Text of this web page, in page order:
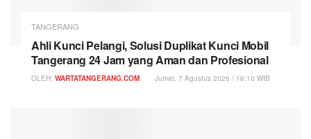
TANGERANG
Ahli Kunci Pelangi, Solusi Duplikat Kunci Mobil
Tangerang 24 Jam yang Aman dan Profesional
OLEH: WARTATANGERANG.COM Jumat, 7 Agustus 2026 / 16:10 WIB